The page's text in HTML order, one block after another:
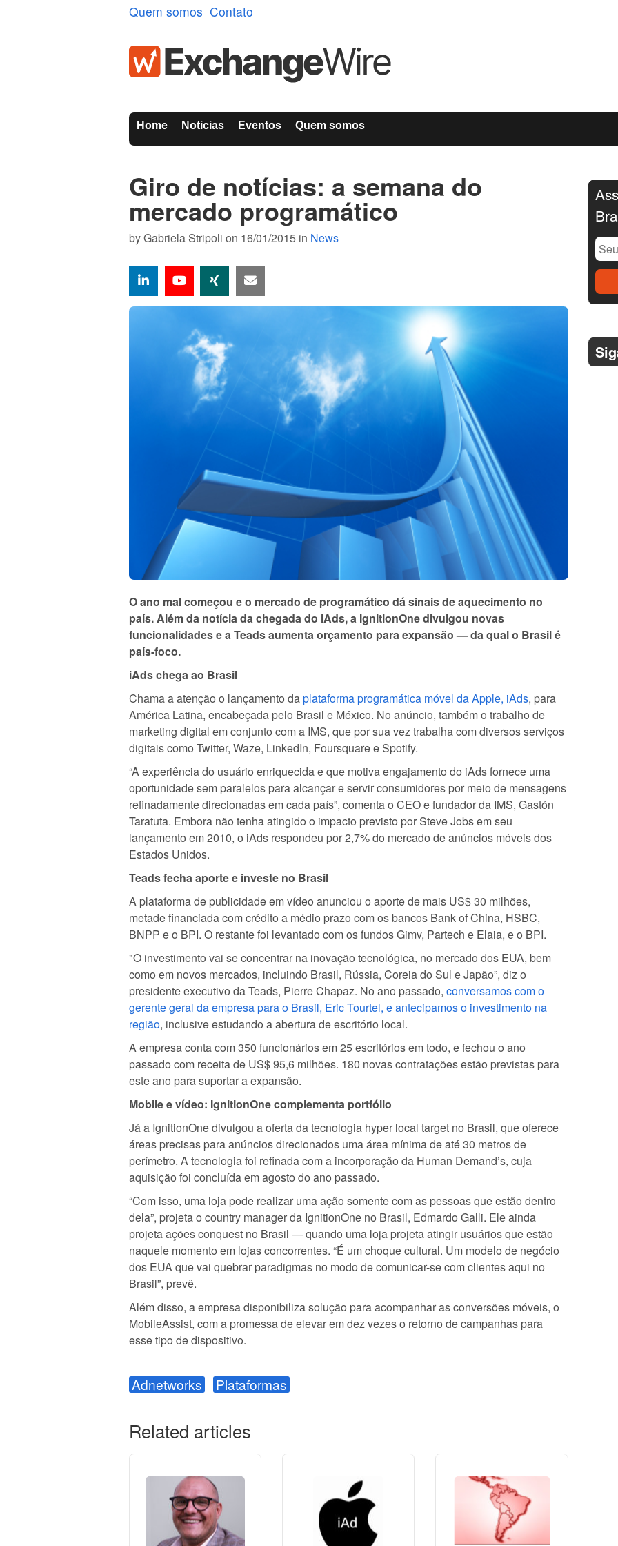
Quem somos Contato
Home Noticias Eventos Quem somos
Giro de notícias: a semana do
mercado programático
byGabriela Stripoli on 16/01/2015 in News
O ano mal começou e o mercado de programático dá sinais de aquecimento no
país. Além da notícia da chegada do iAds, a IgnitionOne divulgou novas
funcionalidades e a Teads aumenta orçamento para expansão — da qual o Brasil é
país-foco.
iAds chega ao Brasil
Chama a atenção o lançamento daplataforma programática móvel da Apple, iAds, para
América Latina, encabeçada pelo Brasil e México. No anúncio, também o trabalho de
marketing digital em conjunto com a IMS, que por sua vez trabalha com diversos serviços
digitais como Twitter, Waze, LinkedIn, Foursquare e Spotify.
“A experiência do usuário enriquecida e que motiva engajamento do iAds fornece uma
oportunidade sem paralelos para alcançar e servir consumidores por meio de mensagens
refinadamente direcionadas em cada país”, comenta o CEO e fundador da IMS, Gastón
Taratuta. Embora não tenha atingido o impacto previsto por Steve Jobs em seu
lançamento em 2010, o iAds respondeu por 2,7% do mercado de anúncios móveis dos
Estados Unidos.
Teads fecha aporte e investe no Brasil
A plataforma de publicidade em vídeo anunciou o aporte de mais US$ 30 milhões,
metade financiada com crédito a médio prazo com os bancos Bank of China, HSBC,
BNPP e o BPI. O restante foi levantado com os fundos Gimv, Partech e Elaia, e o BPI.
"O investimento vai se concentrar na inovação tecnológica, no mercado dos EUA, bem
como em novos mercados, incluindo Brasil, Rússia, Coreia do Sul e Japão”, diz o
presidente executivo da Teads, Pierre Chapaz. No ano passado, conversamos com o
gerente geral da empresa para o Brasil, Eric Tourtel, e antecipamos o investimento na
região, inclusive estudando a abertura de escritório local.
A empresa conta com 350 funcionários em 25 escritórios em todo, e fechou o ano
passado com receita de US$ 95,6 milhões. 180 novas contratações estão previstas para
este ano para suportar a expansão.
Mobile e vídeo: IgnitionOne complementa portfólio
Já a IgnitionOne divulgou a oferta da tecnologia hyper local target no Brasil, que oferece
áreas precisas para anúncios direcionados uma área mínima de até 30 metros de
perímetro. A tecnologia foi refinada com a incorporação da Human Demand’s, cuja
aquisição foi concluída em agosto do ano passado.
“Com isso, uma loja pode realizar uma ação somente com as pessoas que estão dentro
dela”, projeta o country manager da IgnitionOne no Brasil, Edmardo Galli. Ele ainda
projeta ações conquest no Brasil — quando uma loja projeta atingir usuários que estão
naquele momento em lojas concorrentes. “É um choque cultural. Um modelo de negócio
dos EUA que vai quebrar paradigmas no modo de comunicar-se com clientes aqui no
Brasil”, prevê.
Além disso, a empresa disponibiliza solução para acompanhar as conversões móveis, o
MobileAssist, com a promessa de elevar em dez vezes o retorno de campanhas para
esse tipo de dispositivo.
Adnetworks Plataformas
Related articles